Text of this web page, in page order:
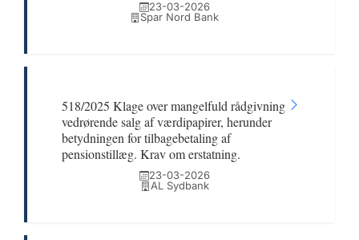
23-03-2026
Spar Nord Bank
518/2025 Klage over mangelfuld rådgivning
vedrørende salg af værdipapirer, herunder
betydningen for tilbagebetaling af
pensionstillæg. Krav om erstatning.
23-03-2026
AL Sydbank